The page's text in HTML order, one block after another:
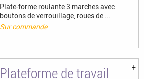
Plate-forme roulante 3 marches avec
boutons de verrouillage, roues de ...
Sur commande
Plateforme de travail